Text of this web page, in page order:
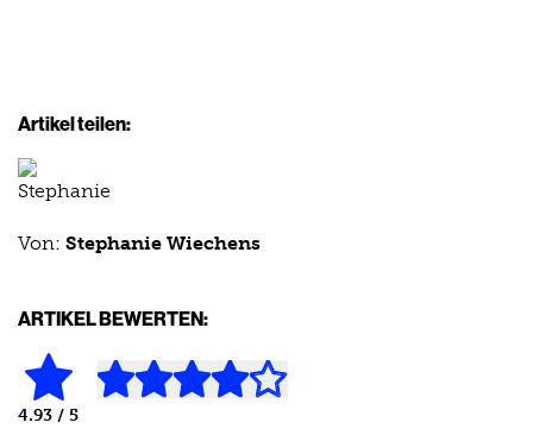
Artikel teilen:
Von: Stephanie Wiechens
ARTIKEL BEWERTEN:
4.93 / 5